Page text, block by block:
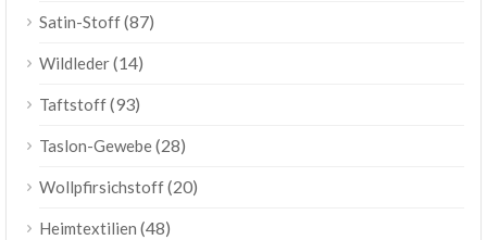
Satin-Stoff(87)
Wildleder(14)
Taftstoff(93)
Taslon-Gewebe(28)
Wollpfirsichstoff(20)
Heimtextilien (48)